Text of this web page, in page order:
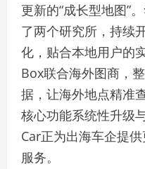
更新的“成长型地图”
了两个研究所，持续
化，贴合本地用户的
Box联合海外图商，
据，让海外地点精准
核心功能系统性升级
Car正为出海车企提
服务。